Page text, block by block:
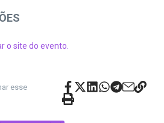
o site do evento.
esse